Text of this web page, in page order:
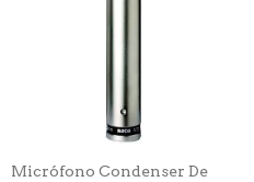
Micrófono Condenser De